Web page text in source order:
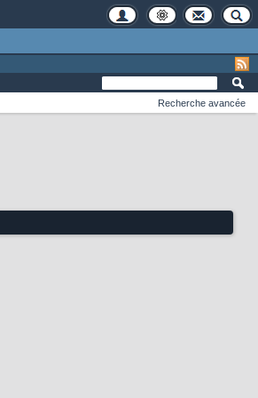
Recherche avancée